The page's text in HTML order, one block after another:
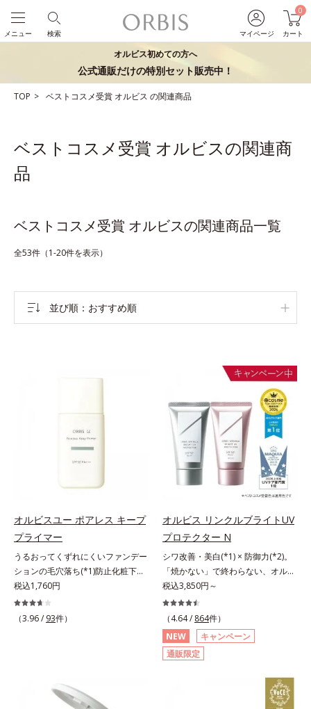
マイページ
0
カート
検索
メニュー
オルビス初めての方へ
公式通販だけの特別セット販売中！
TOP ベストコスメ受賞 オルビス の関連商品
ベストコスメ受賞 オルビスの関連商
品
ベストコスメ受賞 オルビスの関連商品一覧
全53件（1-20件を表示）
並び順 おすすめ順
オルビスユー ポアレス キープ
プライマー
うるおってくずれにくいファンデー
ションの毛穴落ち(*1)防止化粧下
地。ファンデーションの毛穴落ち
(*1)防止化粧下地です。毛穴
1/10000サイズのマイクロカバー成
と皮脂のバランスを整え、乾燥＆ベ
タつきレスに。さらに毛穴周りの肌
税込1,760円
（3.96 / 93件）
オルビス リンクルブライトUV
プロテクター N
シワ改善・美白(*1) × 防御力(*2)。
「焼かない」で終わらない、オルビ
ス最高峰(*3)日焼け止め。シワ改
善・美白(*1) × 防御力(*2)「焼かな
い」で終わらないオルビス最高峰
(*3)顔用日焼け止めです。ポーラ化
成の独自研究による、紫外線に反応
して強固な膜を形成する技術「瞬間
(*4)」を搭載。紫外線を浴びた膜が
厚く強靭に進化することで、紫外線
税込3,850円～
（4.64 / 864件）
NEW
キャンペーン
通販限定